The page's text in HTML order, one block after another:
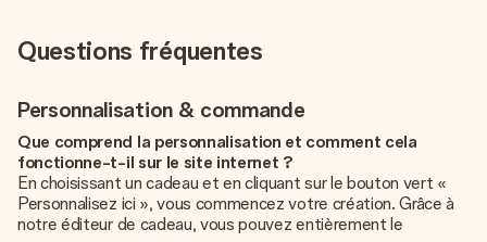
Questions fréquentes
Personnalisation & commande
Que comprend la personnalisation et comment cela
fonctionne-t-il sur le site internet ?
En choisissant un cadeau et en cliquant sur le bouton vert «
Personnalisez ici », vous commencez votre création. Grâce à
notre éditeur de cadeau, vous pouvez entièrement le